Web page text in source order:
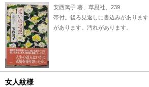
安西篤子 著、草思社、239
帯付。後ろ見返しに書込みがありま
があります。汚れがあります。
女人紋様